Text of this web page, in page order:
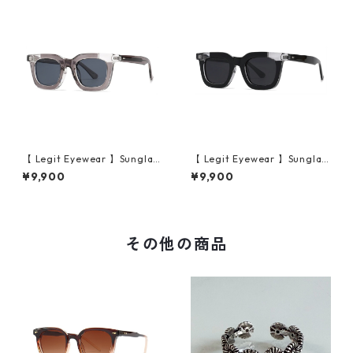
【 Legit Eyewear 】Sunglas
ses Konoe (Clear Grey/Gre
y)
¥9,900
【 Legit Eyewear 】Sunglas
ses Konoe (Black Clear/Gre
y)
¥9,900
その他の商品